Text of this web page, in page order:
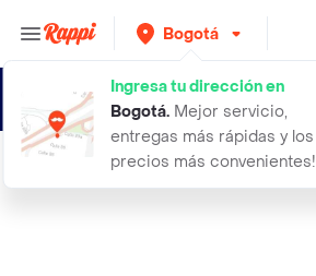
Bogotá
Ingresa tu dirección en
Bogotá. Mejor servicio,
entregas más rápidas y los
precios más convenientes!
25 semillas organicas de flor verbe